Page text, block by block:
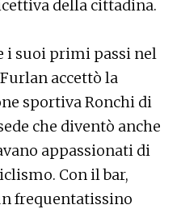
della cittadina.
i suoi primi passi nel
accettò la
sportiva Ronchi di
che diventò anche
appassionati di
Con il bar,
frequentatissino